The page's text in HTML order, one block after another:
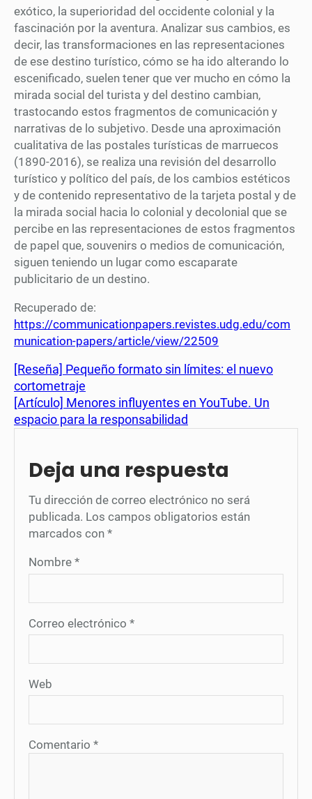
exótico, la superioridad del occidente colonial y la
fascinación por la aventura. Analizar sus cambios, es
decir, las transformaciones en las representaciones
de ese destino turístico, cómo se ha ido alterando lo
escenificado, suelen tener que ver mucho en cómo la
mirada social del turista y del destino cambian,
trastocando estos fragmentos de comunicación y
narrativas de lo subjetivo. Desde una aproximación
cualitativa de las postales turísticas de marruecos
(1890-2016), se realiza una revisión del desarrollo
turístico y político del país, de los cambios estéticos
y de contenido representativo de la tarjeta postal y de
la mirada social hacia lo colonial y decolonial que se
percibe en las representaciones de estos fragmentos
de papel que, souvenirs o medios de comunicación,
siguen teniendo un lugar como escaparate
publicitario de un destino.
Recuperado de:
https://communicationpapers.revistes.udg.edu/com
munication-papers/article/view/22509
[Reseña] Pequeño formato sin límites: el nuevo
cortometraje
[Artículo] Menores influyentes en YouTube. Un
espacio para la responsabilidad
Deja una respuesta
Tu dirección de correo electrónico no será
publicada. Los campos obligatorios están
marcados con *
Nombre *
Correo electrónico *
Web
Comentario *